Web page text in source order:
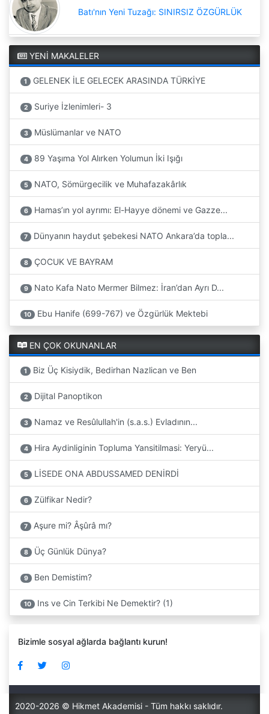
Batı'nın Yeni Tuzağı: SINIRSIZ ÖZGÜRLÜK
YENİ MAKALELER
1 GELENEK İLE GELECEK ARASINDA TÜRKİYE
2 Suriye İzlenimleri- 3
3 Müslümanlar ve NATO
4 89 Yaşıma Yol Alırken Yolumun İki Işığı
5 NATO, Sömürgecilik ve Muhafazakârlık
6 Hamas’ın yol ayrımı: El-Hayye dönemi ve Gazze...
7 Dünyanın haydut şebekesi NATO Ankara’da topla...
8 ÇOCUK VE BAYRAM
9 Nato Kafa Nato Mermer Bilmez: İran’dan Ayrı D...
10 Ebu Hanife (699-767) ve Özgürlük Mektebi
EN ÇOK OKUNANLAR
1 Biz Üç Kisiydik, Bedirhan Nazlican ve Ben
2 Dijital Panoptikon
3 Namaz ve Resûlullah'in (s.a.s.) Evladının...
4 Hira Aydinliginin Topluma Yansitilmasi: Yeryü...
5 LİSEDE ONA ABDUSSAMED DENİRDİ
6 Zülfikar Nedir?
7 Aşure mi? Âşûrâ mı?
8 Üç Günlük Dünya?
9 Ben Demistim?
10 Ins ve Cin Terkibi Ne Demektir? (1)
Bizimle sosyal ağlarda bağlantı kurun!
2020-2026 © Hikmet Akademisi - Tüm hakkı saklıdır.